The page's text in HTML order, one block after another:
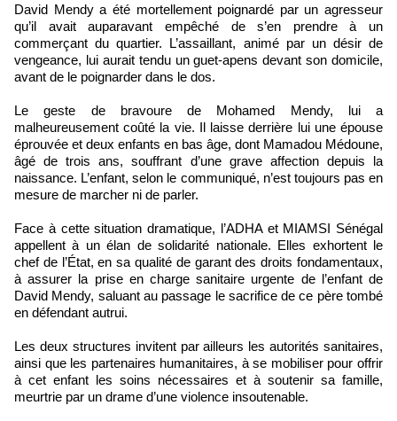
David Mendy a été mortellement poignardé par un agresseur
qu’il avait auparavant empêché de s’en prendre à un
commerçant du quartier. L’assaillant, animé par un désir de
vengeance, lui aurait tendu un guet-apens devant son domicile,
avant de le poignarder dans le dos.
Le geste de bravoure de Mohamed Mendy, lui a
malheureusement coûté la vie. Il laisse derrière lui une épouse
éprouvée et deux enfants en bas âge, dont Mamadou Médoune,
âgé de trois ans, souffrant d’une grave affection depuis la
naissance. L’enfant, selon le communiqué, n’est toujours pas en
mesure de marcher ni de parler.
Face à cette situation dramatique, l’ADHA et MIAMSI Sénégal
appellent à un élan de solidarité nationale. Elles exhortent le
chef de l’État, en sa qualité de garant des droits fondamentaux,
à assurer la prise en charge sanitaire urgente de l’enfant de
David Mendy, saluant au passage le sacrifice de ce père tombé
en défendant autrui.
Les deux structures invitent par ailleurs les autorités sanitaires,
ainsi que les partenaires humanitaires, à se mobiliser pour offrir
à cet enfant les soins nécessaires et à soutenir sa famille,
meurtrie par un drame d’une violence insoutenable.